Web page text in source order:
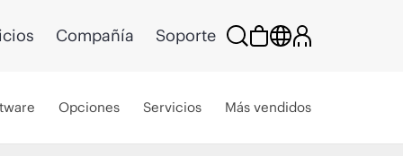
Compañía Soporte
Opciones Servicios Más vendidos